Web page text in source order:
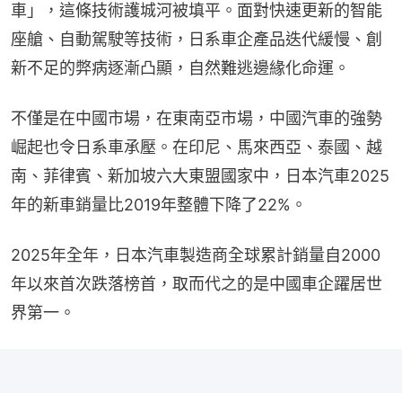
車」，這條技術護城河被填平。面對快速更新的智能
座艙、自動駕駛等技術，日系車企產品迭代緩慢、創
新不足的弊病逐漸凸顯，自然難逃邊緣化命運。
不僅是在中國市場，在東南亞市場，中國汽車的強勢
崛起也令日系車承壓。在印尼、馬來西亞、泰國、越
南、菲律賓、新加坡六大東盟國家中，日本汽車2025
年的新車銷量比2019年整體下降了22%。
2025年全年，日本汽車製造商全球累計銷量自2000
年以來首次跌落榜首，取而代之的是中國車企躍居世
界第一。